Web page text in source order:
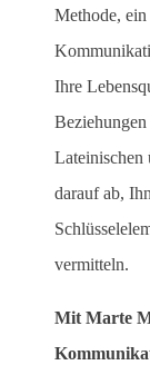
Methode,
Ihre
Lateinischen
darauf ab,
vermitteln.
Mit Marte